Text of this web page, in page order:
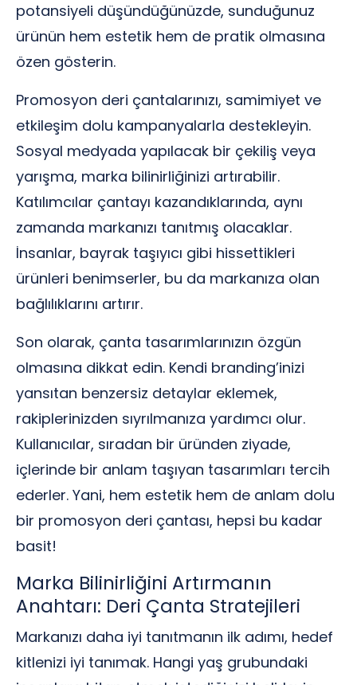
potansiyeli düşündüğünüzde, sunduğunuz
ürünün hem estetik hem de pratik olmasına
özen gösterin.
Promosyon deri çantalarınızı, samimiyet ve
etkileşim dolu kampanyalarla destekleyin.
Sosyal medyada yapılacak bir çekiliş veya
yarışma, marka bilinirliğinizi artırabilir.
Katılımcılar çantayı kazandıklarında, aynı
zamanda markanızı tanıtmış olacaklar.
İnsanlar, bayrak taşıyıcı gibi hissettikleri
ürünleri benimserler, bu da markanıza olan
bağlılıklarını artırır.
Son olarak, çanta tasarımlarınızın özgün
olmasına dikkat edin. Kendi branding’inizi
yansıtan benzersiz detaylar eklemek,
rakiplerinizden sıyrılmanıza yardımcı olur.
Kullanıcılar, sıradan bir üründen ziyade,
içlerinde bir anlam taşıyan tasarımları tercih
ederler. Yani, hem estetik hem de anlam dolu
bir promosyon deri çantası, hepsi bu kadar
basit!
Marka Bilinirliğini Artırmanın
Anahtarı: Deri Çanta Stratejileri
Markanızı daha iyi tanıtmanın ilk adımı, hedef
kitlenizi iyi tanımak. Hangi yaş grubundaki